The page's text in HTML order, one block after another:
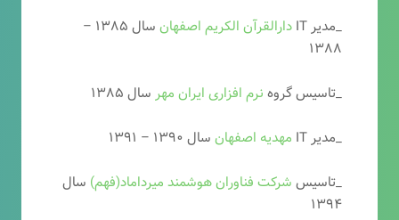
_مدیر IT
دارالقرآن الکریم اصفهان
سال ۱۳۸۵ –
۱۳۸۸
_تاسیس گروه نرم افزاری ایران مهر سال ۱۳۸۵
_مدیر IT
مهدیه اصفهان سال ۱۳۹۰ – ۱۳۹۱
_تاسیس شرکت فناوران هوشمند میرداماد(فهم) سال
۱۳۹۴